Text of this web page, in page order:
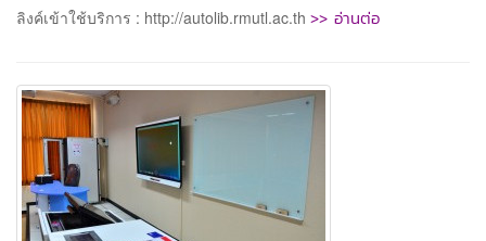
ลิงค์เข้าใช้บริการ : http://autolib.rmutl.ac.th >> อ่านต่อ